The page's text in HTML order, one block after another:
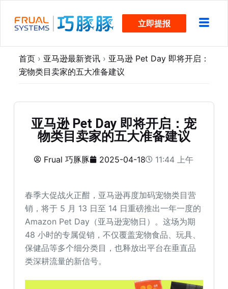
过
立即提报
首页 › 亚马逊最新资讯 › 亚马逊 Pet Day 即将开启：
宠物类目卖家的五大准备建议
亚马逊 Pet Day 即将开启：宠
物类目卖家的五大准备建议
Frual 巧豚豚 2025-04-18 11:44 上午
春季大促战火正酣，亚马逊再度加码宠物类目营
销，将于 5 月 13 日至 14 日重磅推出一年一度的
Amazon Pet Day（亚马逊宠物日）。这场为期
48 小时的专属促销，不仅覆盖宠物食品、玩具、
保健品等多个细分类目，也释放出平台在垂直品
类深耕流量的新信号。